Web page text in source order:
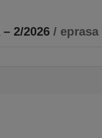
2/2026 / eprasa